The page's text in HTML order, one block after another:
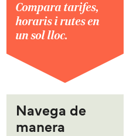
Compara tarifes,
horaris i rutes en
un sol lloc.
Navega de
manera